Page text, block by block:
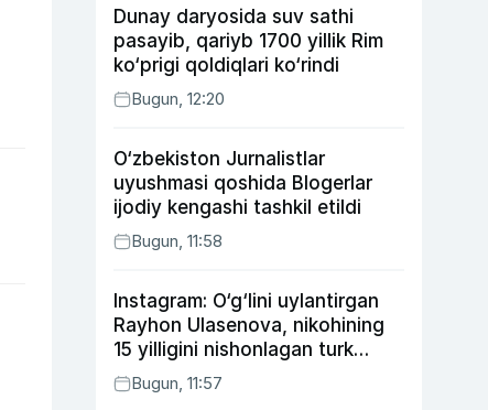
Dunay daryosida suv sathi
pasayib, qariyb 1700 yillik Rim
ko‘prigi qoldiqlari ko‘rindi
Bugun, 12:20
O‘zbekiston Jurnalistlar
uyushmasi qoshida Blogerlar
ijodiy kengashi tashkil etildi
Bugun, 11:58
Instagram: O‘g‘lini uylantirgan
Rayhon Ulasenova, nikohining
15 yilligini nishonlagan turk
aktyorlari va Kamelot qasriga
sayohat qilgan Zebo Rahimova
Bugun, 11:57